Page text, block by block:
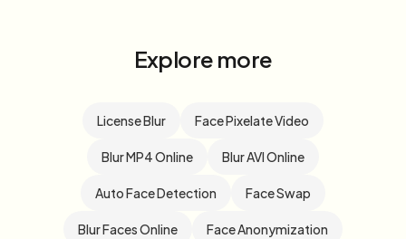
Explore more
License Blur Face Pixelate Video
Blur MP4 Online Blur AVI Online
Auto Face Detection Face Swap
Blur Faces Online Face Anonymization